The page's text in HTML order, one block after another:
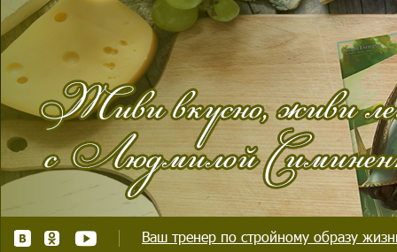
Ваш тренер по стройному образу